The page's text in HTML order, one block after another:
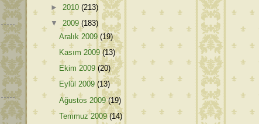
► 2010 (213)
▼ 2009 (183)
Aralık 2009(19)
Kasım 2009(13)
Ekim 2009(20)
Eylül 2009(13)
Ağustos 2009(19)
Temmuz 2009(14)